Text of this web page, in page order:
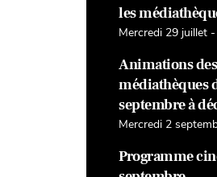
les
Mercredi 29 juillet
Animations des
médiathèques
septembre à
Mercredi 2
Programme